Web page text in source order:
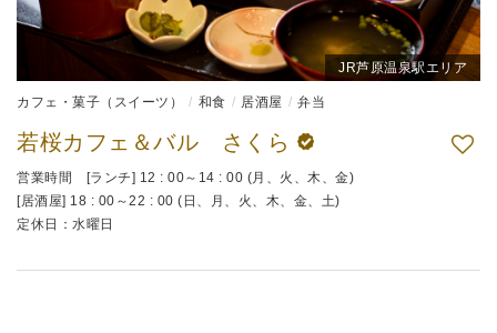
JR芦原温泉駅エリア
カフェ・菓子（スイーツ） 和食 居酒屋 弁当
若桜カフェ＆バル さくら
営業時間 [ランチ] 12 : 00～14 : 00 (月、火、木、金)
[居酒屋] 18 : 00～22 : 00 (日、月、火、木、金、土)
定休日：水曜日